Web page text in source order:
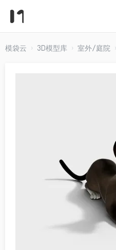
模袋云 3D模型库 室外/庭院